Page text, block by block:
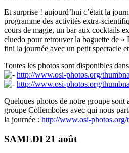
Et surprise ! aujourd’hui c’était la
programme des activités extra-
cours de magie, un bar aux cocktails
cluedo pour retrouver la baguette de
fini la journée avec un petit spectacle
Toutes les photos sont disponibles
http://www.osi-photos.org/
http://www.osi-photos.org/
Quelques photos de notre groupe sont
groupe Collemboles avec qui nous
la journée : http://www.osi-photos.org/
SAMEDI 21 août